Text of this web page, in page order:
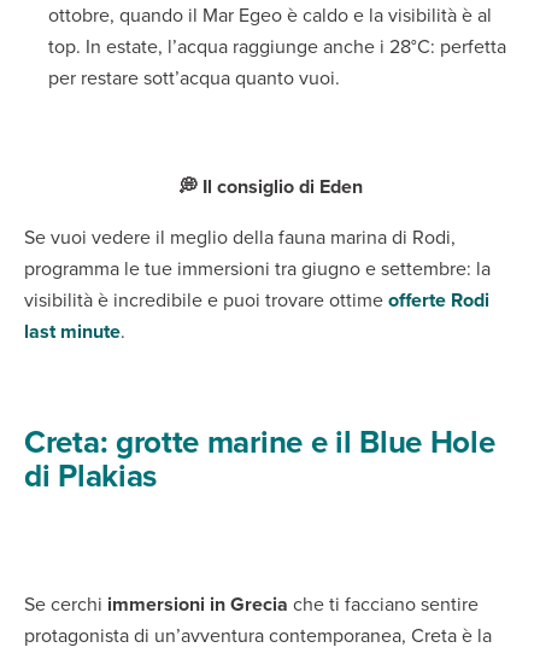
ottobre, quando il Mar Egeo è caldo e la visibilità è al
top. In estate, l’acqua raggiunge anche i 28°C: perfetta
per restare sott’acqua quanto vuoi.
💭 Il consiglio di Eden
Se vuoi vedere il meglio della fauna marina di Rodi,
programma le tue immersioni tra giugno e settembre: la
visibilità è incredibile e puoi trovare ottimeofferte Rodi
last minute.
Creta: grotte marine e il Blue Hole
di Plakias
Se cerchi immersioni in Grecia che ti facciano sentire
protagonista di un’avventura contemporanea, Creta è la